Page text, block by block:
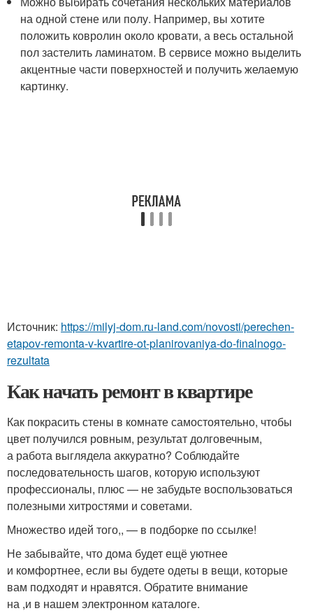
на одной стене или полу. Например, вы хотите
положить ковролин около кровати, а весь остальной
пол застелить ламинатом. В сервисе можно выделить
акцентные части поверхностей и получить желаемую
картинку.
Источник: https://milyj-dom.ru-land.com/novosti/perechen-
etapov-remonta-v-kvartire-ot-planirovaniya-do-finalnogo-
rezultata
Как начать ремонт в квартире
Как покрасить стены в комнате самостоятельно, чтобы
цвет получился ровным, результат долговечным,
а работа выглядела аккуратно? Соблюдайте
последовательность шагов, которую используют
профессионалы, плюс — не забудьте воспользоваться
полезными хитростями и советами.
Множество идей того,, — в подборке по ссылке!
Не забывайте, что дома будет ещё уютнее
и комфортнее, если вы будете одеты в вещи, которые
вам подходят и нравятся. Обратите внимание
на ,и в нашем электронном каталоге.